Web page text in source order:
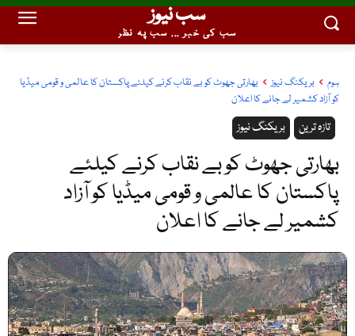
سب نیوز
سب کی خبر ... سب پہ نظر
ہوم بریکنگ نیوز
بھارتی جھوٹ کو بے نقاب کرنے کیلئے پاکستان کا عالمی و قومی میڈیا
کو آزاد کشمیر لے جانے کا اعلان
بریکنگ نیوز تازہ ترین
بھارتی جھوٹ کو بے نقاب کرنے کیلئے
پاکستان کا عالمی و قومی میڈیا کو آزاد
کشمیر لے جانے کا اعلان